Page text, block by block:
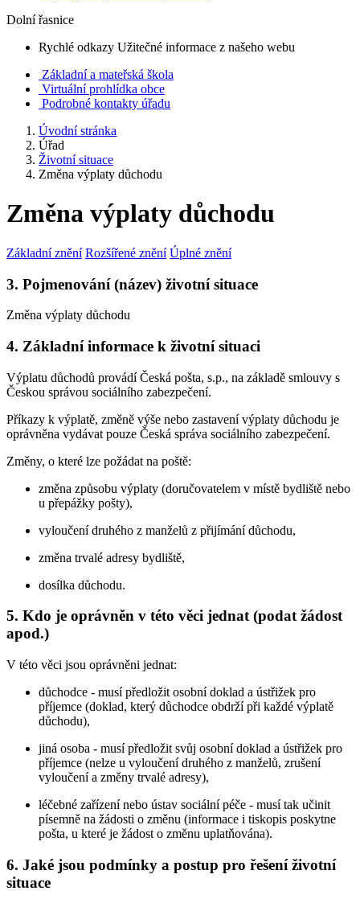
Dolní řasnice
Rychlé odkazy Užitečné informace z našeho webu
Základní a mateřská škola
Virtuální prohlídka obce
Podrobné kontakty úřadu
Úvodní stránka
Úřad
Životní situace
Změna výplaty důchodu
Změna výplaty důchodu
Základní znění Rozšířené znění Úplné znění
3. Pojmenování (název) životní situace
Změna výplaty důchodu
4. Základní informace k životní situaci
Výplatu důchodů provádí Česká pošta, s.p., na základě smlouvy s
Českou správou sociálního zabezpečení.
Příkazy k výplatě, změně výše nebo zastavení výplaty důchodu je
oprávněna vydávat pouze Česká správa sociálního zabezpečení.
Změny, o které lze požádat na poště:
změna způsobu výplaty (doručovatelem v místě bydliště nebo
u přepážky pošty),
vyloučení druhého z manželů z přijímání důchodu,
změna trvalé adresy bydliště,
dosílka důchodu.
5. Kdo je oprávněn v této věci jednat (podat žádost
apod.)
V této věci jsou oprávněni jednat:
důchodce - musí předložit osobní doklad a ústřižek pro
příjemce (doklad, který důchodce obdrží při každé výplatě
důchodu),
jiná osoba - musí předložit svůj osobní doklad a ústřižek pro
příjemce (nelze u vyloučení druhého z manželů, zrušení
vyloučení a změny trvalé adresy),
léčebné zařízení nebo ústav sociální péče - musí tak učinit
písemně na žádosti o změnu (informace i tiskopis poskytne
pošta, u které je žádost o změnu uplatňována).
6. Jaké jsou podmínky a postup pro řešení životní
situace